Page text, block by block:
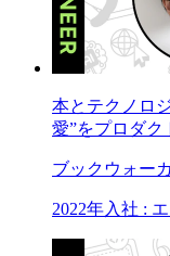
本とテクノロ
愛”をプロダ
ブックウォー
2022年入社 :